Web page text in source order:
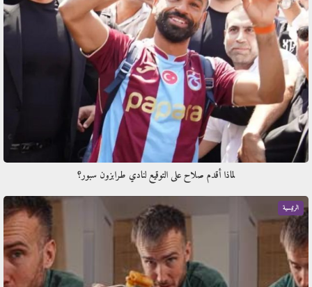
لماذا أقدم صلاح على التوقيع لنادي طرابزون سبور؟
الرئيسية